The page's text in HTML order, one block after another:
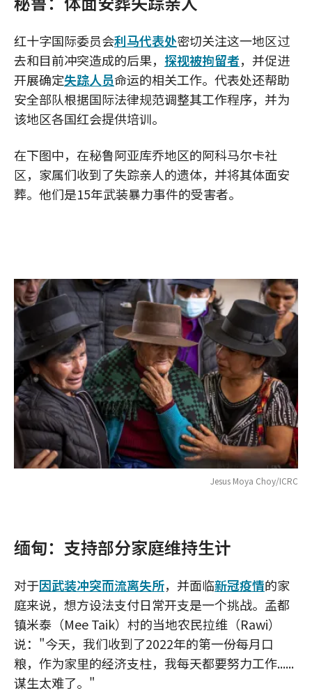
红十字国际委员会利马代表处密切关注这一地区过
去和目前冲突造成的后果， 探视被拘留者，并促进
开展确定失踪人员命运的相关工作。代表处还帮助
安全部队根据国际法律规范调整其工作程序，并为
该地区各国红会提供培训。
在下图中，在秘鲁阿亚库乔地区的阿科马尔卡社
区，家属们收到了失踪亲人的遗体，并将其体面安
葬。他们是15年武装暴力事件的受害者。
Jesus Moya Choy/ICRC
缅甸：支持部分家庭维持生计
对于因武装冲突而流离失所，并面临新冠疫情的家
庭来说，想方设法支付日常开支是一个挑战。孟都
镇米泰（Mee Taik）村的当地农民拉维（Rawi）
说："今天，我们收到了2022年的第一份每月口
粮，作为家里的经济支柱，我每天都要努力工作......
谋生太难了。"